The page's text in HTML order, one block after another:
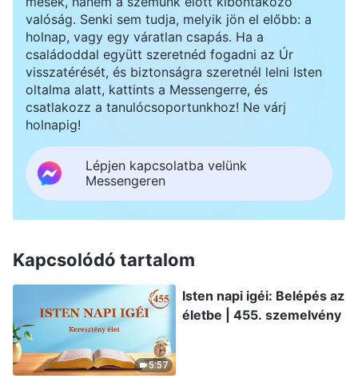
valóság. Senki sem tudja, melyik jön el előbb: a
holnap, vagy egy váratlan csapás. Ha a
családoddal együtt szeretnéd fogadni az Úr
visszatérését, és biztonságra szeretnél lelni Isten
oltalma alatt, kattints a Messengerre, és
csatlakozz a tanulócsoportunkhoz! Ne várj
holnapig!
Lépjen kapcsolatba velünk
Messengeren
Kapcsolódó tartalom
5:57
Isten napi igéi: Belépés az
életbe | 455. szemelvény